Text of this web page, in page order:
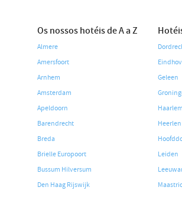
Os nossos hotéis de A a Z
Almere
Amersfoort
Arnhem
Amsterdam
Apeldoorn
Barendrecht
Breda
Brielle Europoort
Bussum Hilversum
Den Haag Rijswijk
Geleen
Heerlen
Leiden